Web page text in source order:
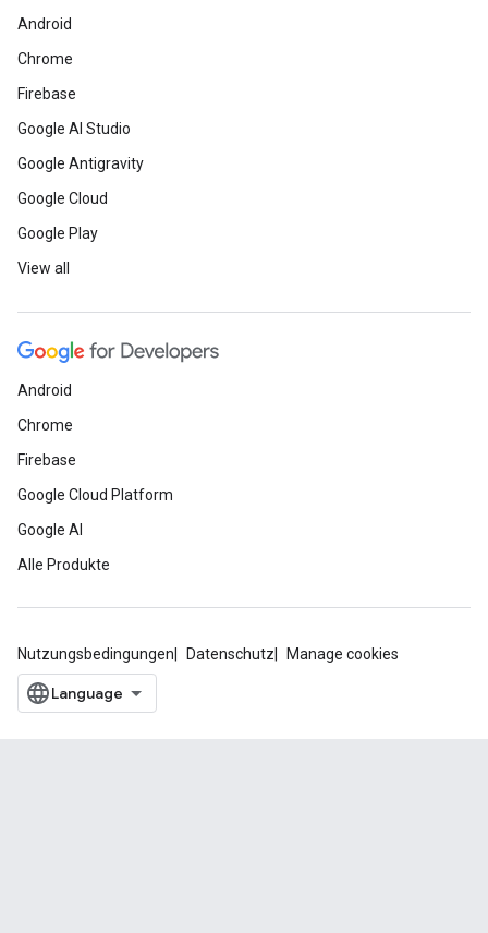
Android
Chrome
Firebase
Google AI Studio
Google Antigravity
Google Cloud
Google Play
View all
Android
Chrome
Firebase
Google Cloud Platform
Google AI
Alle Produkte
Nutzungsbedingungen Datenschutz Manage cookies